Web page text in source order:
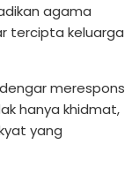
agama
tercipta keluarga
merespons
hanya khidmat,
yang